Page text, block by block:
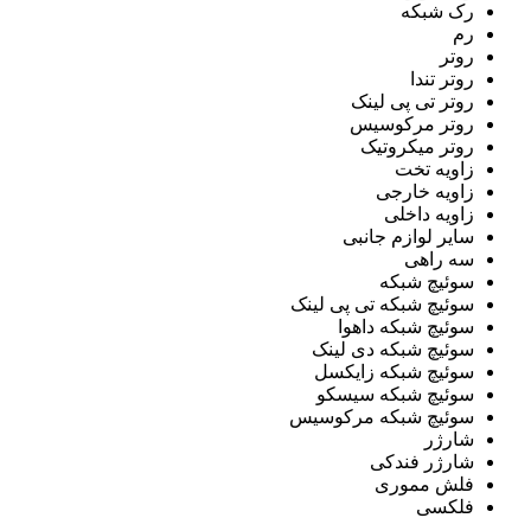
رک شبکه
رم
روتر
روتر تندا
روتر تی پی لینک
روتر مرکوسیس
روتر میکروتیک
زاویه تخت
زاویه خارجی
زاویه داخلی
سایر لوازم جانبی
سه راهی
سوئیچ شبکه
سوئیچ شبکه تی پی لینک
سوئیچ شبکه داهوا
سوئیچ شبکه دی لینک
سوئیچ شبکه زایکسل
سوئیچ شبکه سیسکو
سوئیچ شبکه مرکوسیس
شارژر
شارژر فندکی
فلش مموری
فلکسی